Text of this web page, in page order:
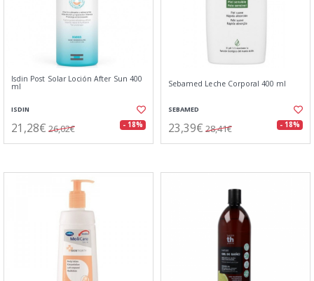
Isdin Post Solar Loción After Sun 400
ml
ISDIN
21,28€ 26,02€ - 18%
Sebamed Leche Corporal 400 ml
SEBAMED
23,39€ 28,41€ - 18%